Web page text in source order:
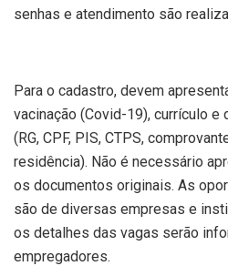
senhas e atendimento são
Para o cadastro, devem
vacinação (Covid-19), currículo
(RG, CPF, PIS, CTPS,
residência). Não é necessário
os documentos originais. As
são de diversas empresas e
os detalhes das vagas serão
empregadores.